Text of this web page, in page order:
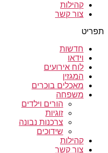
קהילות
צור קשר
תפריט
חדשות
וידאו
לוח אירועים
המגזין
מאכלים בוכרים
משפחה
הורים וילדים
זוגיות
צרכנות נבונה
שידוכים
קהילות
צור קשר